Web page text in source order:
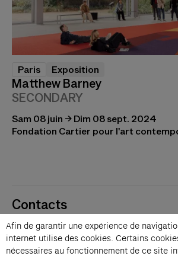
Paris Exposition
Matthew Barney
SECONDARY
Sam 08 juin → Dim 08 sept. 2024
Fondation Cartier pour l'art
Contacts
Membres
Presse
Privatisations
Afin de garantir une expérience de
internet utilise des cookies. Certains
nécessaires au fonctionnement de ce site